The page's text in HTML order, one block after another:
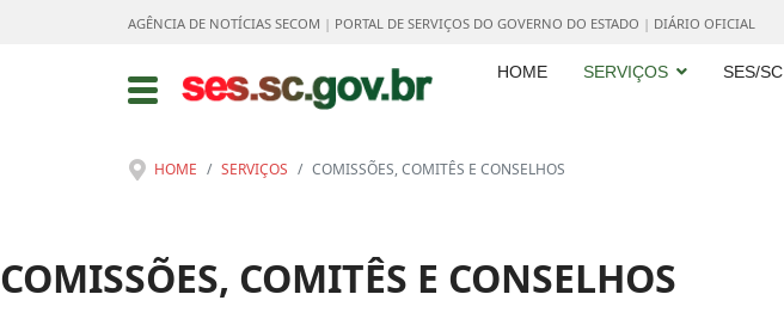
AGÊNCIA DE NOTÍCIAS SECOM | PORTAL DE SERVIÇOS DO GOVERNO DO ESTADO | DIÁRIO OFICIAL
HOME SERVIÇOS SES/SC
HOME SERVIÇOS COMISSÕES, COMITÊS E CONSELHOS
COMISSÕES, COMITÊS E CONSELHOS